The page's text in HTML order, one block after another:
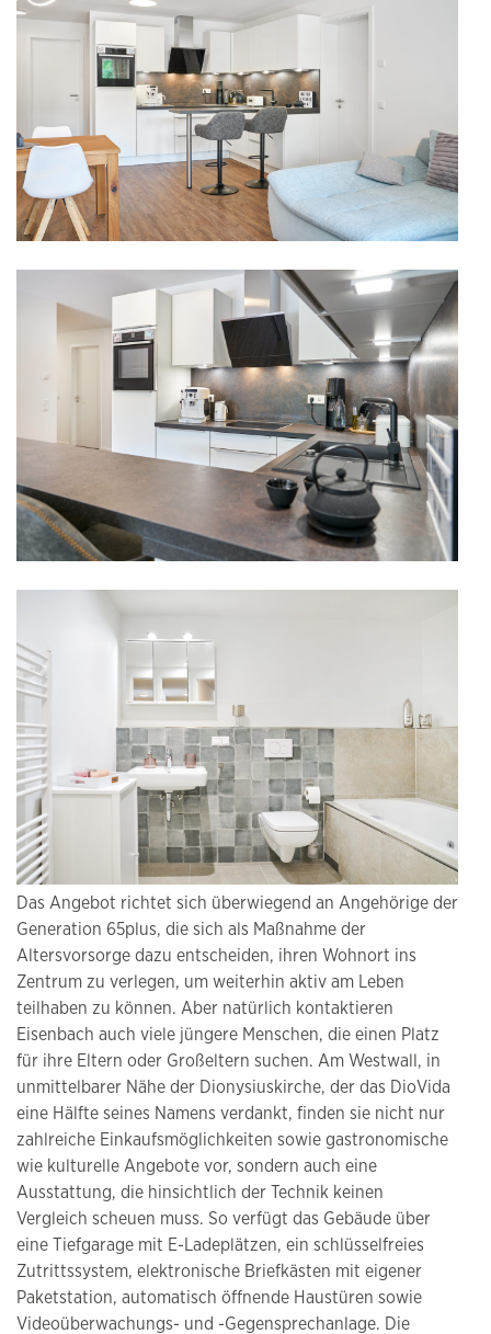
Das Angebot richtet sich überwiegend an Angehörige der
Generation 65plus, die sich als Maßnahme der
Altersvorsorge dazu entscheiden, ihren Wohnort ins
Zentrum zu verlegen, um weiterhin aktiv am Leben
teilhaben zu können. Aber natürlich kontaktieren
Eisenbach auch viele jüngere Menschen, die einen Platz
für ihre Eltern oder Großeltern suchen. Am Westwall, in
unmittelbarer Nähe der Dionysiuskirche, der das DioVida
eine Hälfte seines Namens verdankt, finden sie nicht nur
zahlreiche Einkaufsmöglichkeiten sowie gastronomische
wie kulturelle Angebote vor, sondern auch eine
Ausstattung, die hinsichtlich der Technik keinen
Vergleich scheuen muss. So verfügt das Gebäude über
eine Tiefgarage mit E-Ladeplätzen, ein schlüsselfreies
Zutrittssystem, elektronische Briefkästen mit eigener
Paketstation, automatisch öffnende Haustüren sowie
Videoüberwachungs- und -Gegensprechanlage. Die